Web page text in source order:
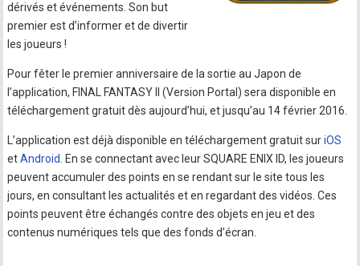
dérivés et événements. Son but
premier est d’informer et de divertir
les joueurs !
Pour fêter le premier anniversaire de la sortie au Japon de
l’application, FINAL FANTASY II (Version Portal) sera disponible en
téléchargement gratuit dès aujourd’hui, et jusqu’au 14 février 2016.
L’application est déjà disponible en téléchargement gratuit suriOS
etAndroid
. En se connectant avec leur SQUARE ENIX ID, les joueurs
peuvent accumuler des points en se rendant sur le site tous les
jours, en consultant les actualités et en regardant des vidéos. Ces
points peuvent être échangés contre des objets en jeu et des
contenus numériques tels que des fonds d’écran.